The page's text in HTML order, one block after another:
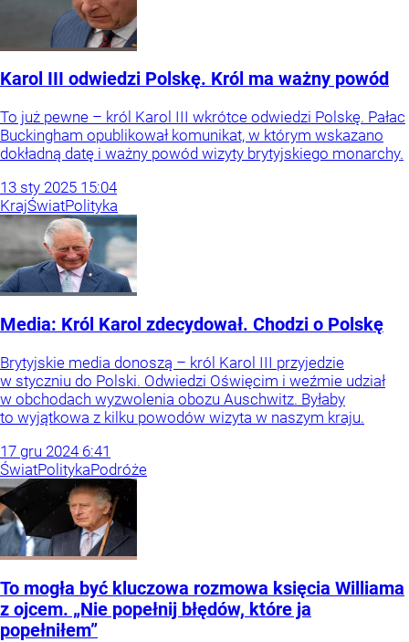
Karol III odwiedzi Polskę. Król ma ważny powód
To już pewne – król Karol III wkrótce odwiedzi Polskę. Pałac
Buckingham opublikował komunikat, w którym wskazano
dokładną datę i ważny powód wizyty brytyjskiego monarchy.
13 sty 2025 15:04
KrajŚwiatPolityka
Media: Król Karol zdecydował. Chodzi o Polskę
Brytyjskie media donoszą – król Karol III przyjedzie
w styczniu do Polski. Odwiedzi Oświęcim i weźmie udział
w obchodach wyzwolenia obozu Auschwitz. Byłaby
to wyjątkowa z kilku powodów wizyta w naszym kraju.
17 gru 2024 6:41
ŚwiatPolitykaPodróże
To mogła być kluczowa rozmowa księcia Williama
z ojcem. „Nie popełnij błędów, które ja
popełniłem”